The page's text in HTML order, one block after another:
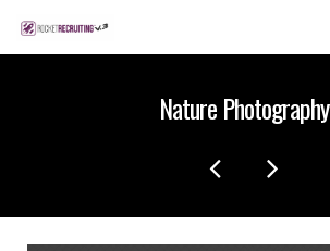
Nature Photography